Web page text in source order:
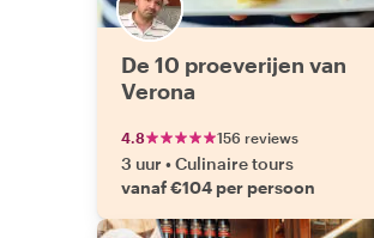
De 10 proeverijen van
Verona
4.8 156 reviews
3 uur •Culinaire tours
vanaf €104 per persoon